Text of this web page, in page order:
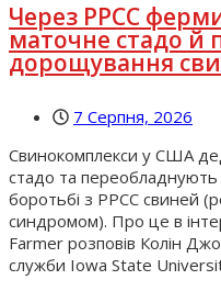
Через РРСС
маточне стадо й
дорощування
7 Серпня, 2026
Свинокомплекси у США
стадо та
боротьбі з РРСС свиней
синдромом). Про це в
Farmer розповів Колін
служби Iowa State